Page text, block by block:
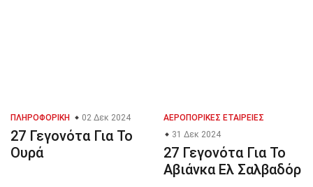
ΠΛΗΡΟΦΟΡΙΚΉ 02 Δεκ 2024
27 Γεγονότα Για Το
Ουρά
ΑΕΡΟΠΟΡΙΚΈΣ ΕΤΑΙΡΕΊΕΣ
31 Δεκ 2024
27 Γεγονότα Για Το
Αβιάνκα Ελ Σαλβαδόρ